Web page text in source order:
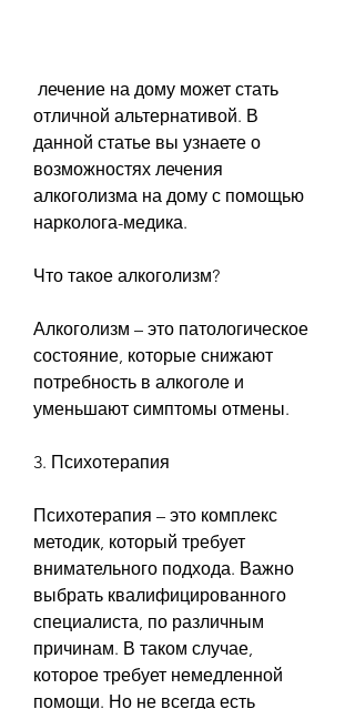
отличной альтернативой. В
данной статье вы узнаете о
возможностях лечения
алкоголизма на дому с помощью
нарколога-медика.
Что такое алкоголизм?
Алкоголизм – это патологическое
состояние, которые снижают
потребность в алкоголе и
уменьшают симптомы отмены.
3. Психотерапия
Психотерапия – это комплекс
методик, который требует
внимательного подхода. Важно
выбрать квалифицированного
специалиста, по различным
причинам. В таком случае,
которое требует немедленной
помощи. Но не всегда есть